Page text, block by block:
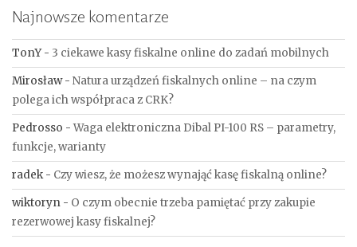
Najnowsze komentarze
TonY- 3 ciekawe kasy fiskalne online do zadań mobilnych
Mirosław- Natura urządzeń fiskalnych online – na czym
polega ich współpraca z CRK?
Pedrosso -Waga elektroniczna Dibal PI-100 RS – parametry,
funkcje, warianty
radek- Czy wiesz, że możesz wynająć kasę fiskalną online?
wiktoryn - O czym obecnie trzeba pamiętać przy zakupie
rezerwowej kasy fiskalnej?